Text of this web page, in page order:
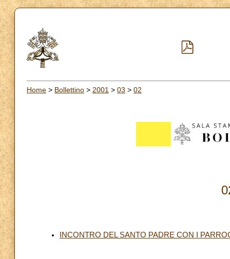
Home > Bollettino > 2001 > 03 > 02
INCONTRO DEL SANTO PADRE CON I